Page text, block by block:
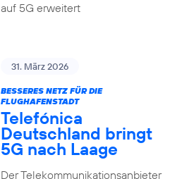
auf 5G erweitert
31. März 2026
BESSERES NETZ FÜR DIE
FLUGHAFENSTADT
Telefónica
Deutschland bringt
5G nach Laage
Der Telekommunikationsanbieter